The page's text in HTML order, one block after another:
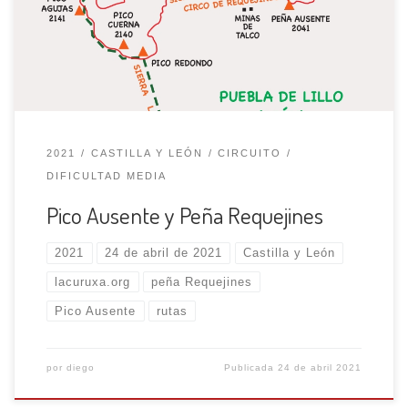
seguimos en cómodo caminar, por nuestra izquierda
vemos numerosos pequeños arroyos que recorren la
zona dando lugar a la formación de turberas y […]
2021 CASTILLA Y LEÓN CIRCUITO
DIFICULTAD MEDIA
Pico Ausente y Peña Requejines
2021 24 de abril de 2021 Castilla y León
lacuruxa.org peña Requejines
Pico Ausente rutas
por diego Publicada24 de abril 2021